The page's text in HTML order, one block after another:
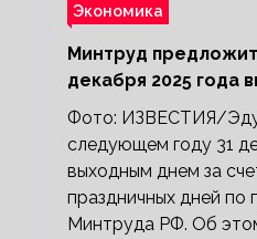
Экономика
Минтруд предложит
декабря 2025 года
Фото: ИЗВЕСТИЯ/
следующем году 31
выходным днем за
праздничных дней по
Минтруда РФ. Об